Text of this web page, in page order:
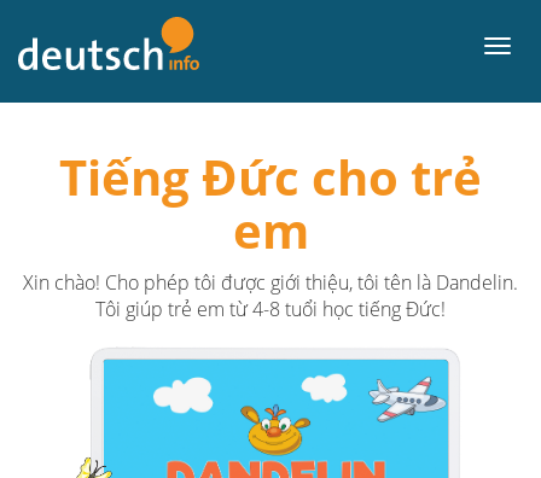
dung
Thực
Tiếng Đức cho trẻ
em
Xin chào! Cho phép tôi được giới thiệu, tôi tên là Dandelin.
Tôi giúp trẻ em từ 4-8 tuổi học tiếng Đức!
Previous Next